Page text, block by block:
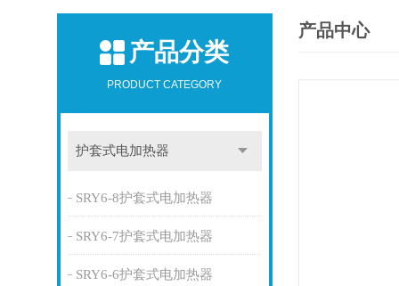
产品分类
PRODUCT CATEGORY
护套式电加热器
SRY6-8护套式电加热器
SRY6-7护套式电加热器
SRY6-6护套式电加热器
产品中心